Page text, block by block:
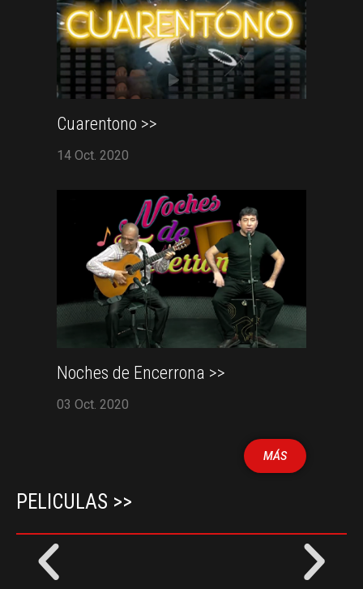
Cuarentono >>
14 Oct. 2020
Noches de Encerrona >>
03 Oct. 2020
MÁS
PELICULAS >>